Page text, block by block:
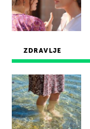
ZDRAVLJE